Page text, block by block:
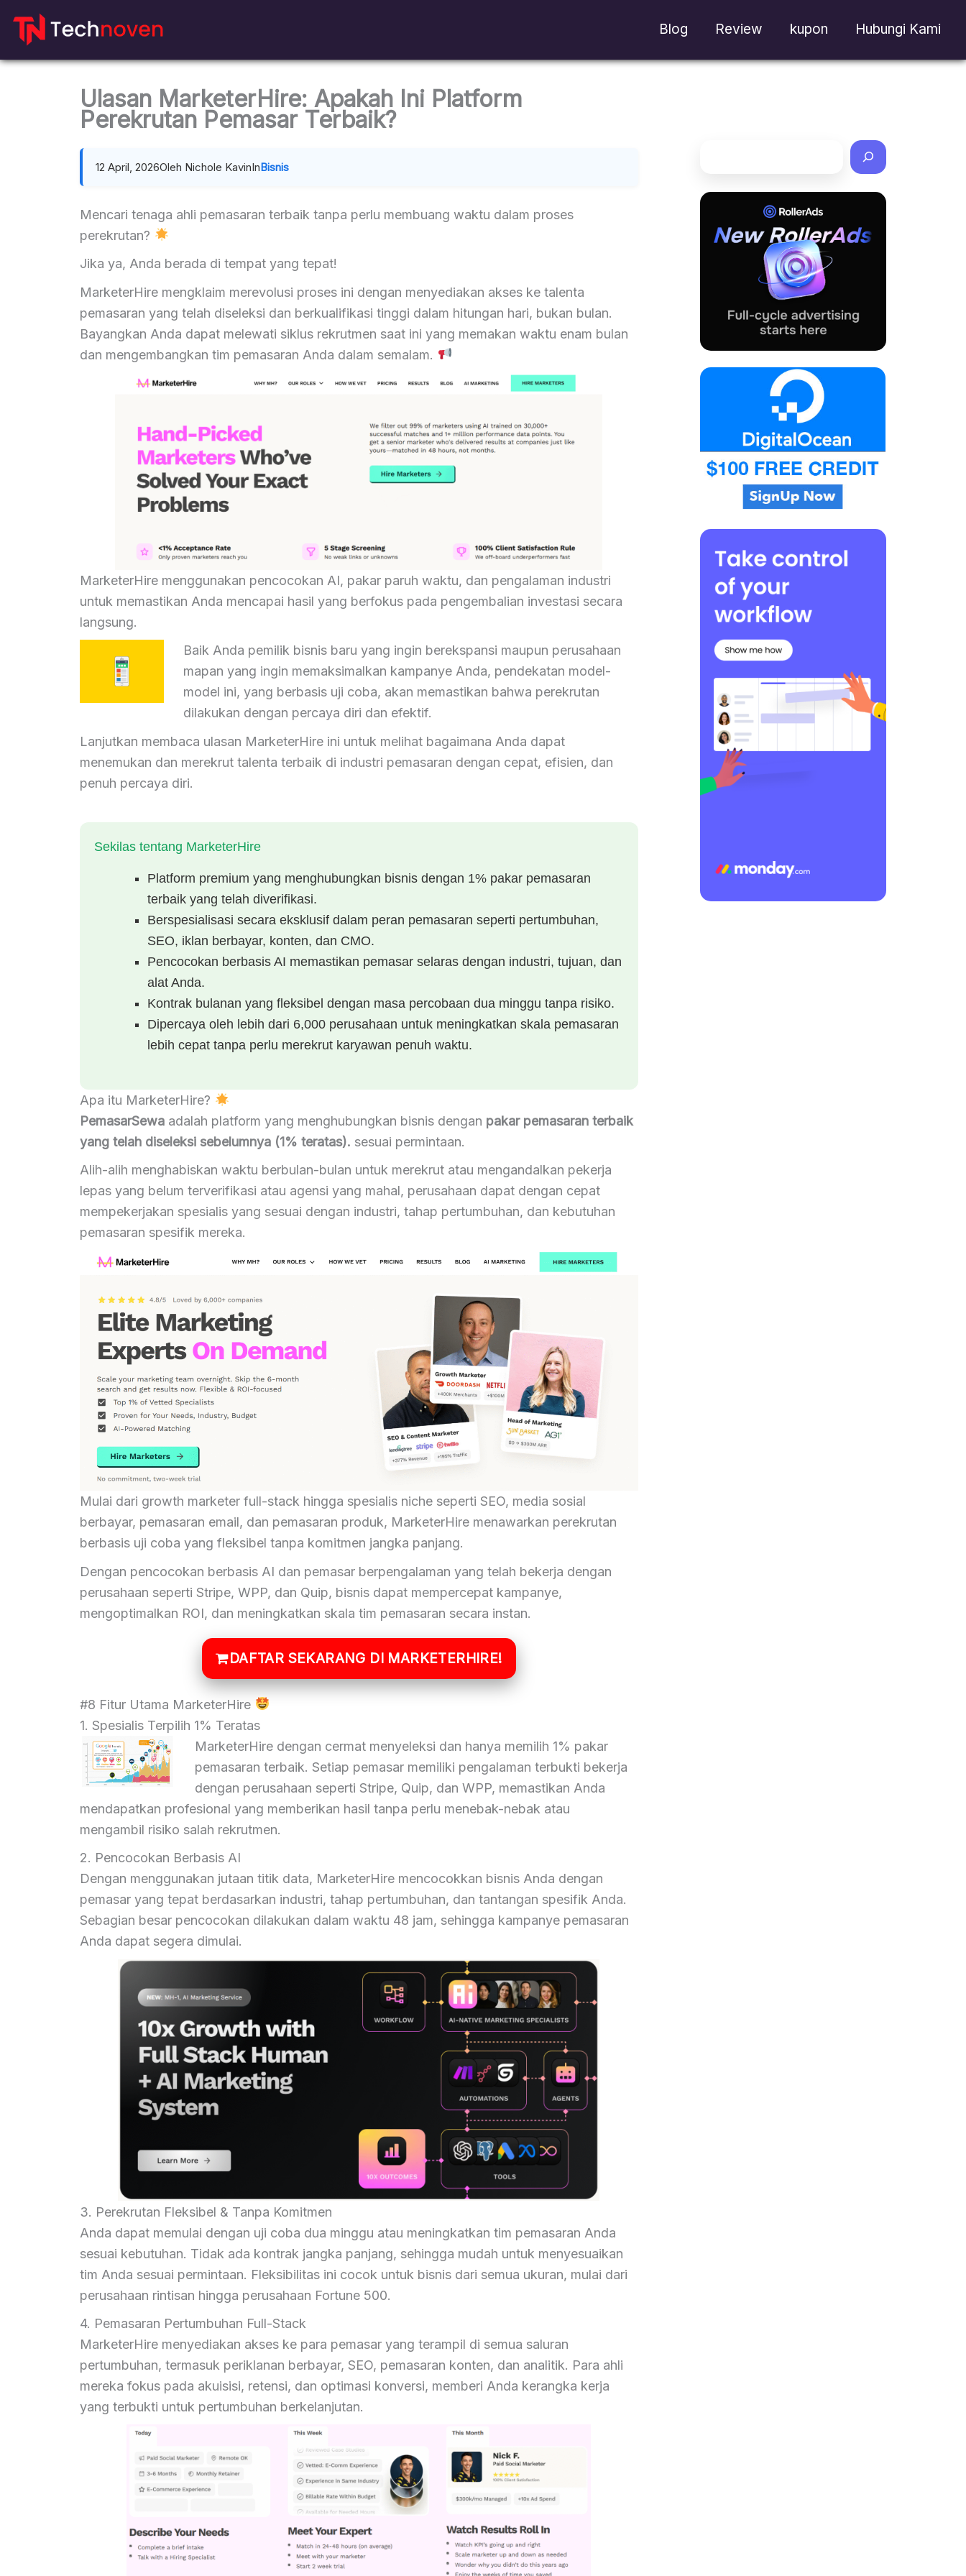
Blog Review kupon Hubungi Kami
Ulasan MarketerHire: Apakah Ini Platform
Perekrutan Pemasar Terbaik?
12 April, 2026Oleh Nichole KavinInBisnis
Mencari tenaga ahli pemasaran terbaik tanpa perlu membuang waktu dalam proses
perekrutan?
Jika ya, Anda berada di tempat yang tepat!
MarketerHire mengklaim merevolusi proses ini dengan menyediakan akses ke talenta
pemasaran yang telah diseleksi dan berkualifikasi tinggi dalam hitungan hari, bukan bulan.
Bayangkan Anda dapat melewati siklus rekrutmen saat ini yang memakan waktu enam bulan
dan mengembangkan tim pemasaran Anda dalam semalam.
MarketerHire menggunakan pencocokan AI, pakar paruh waktu, dan pengalaman industri
untuk memastikan Anda mencapai hasil yang berfokus pada pengembalian investasi secara
langsung.
Baik Anda pemilik bisnis baru yang ingin berekspansi maupun perusahaan
mapan yang ingin memaksimalkan kampanye Anda, pendekatan model-
model ini, yang berbasis uji coba, akan memastikan bahwa perekrutan
dilakukan dengan percaya diri dan efektif.
Lanjutkan membaca ulasan MarketerHire ini untuk melihat bagaimana Anda dapat
menemukan dan merekrut talenta terbaik di industri pemasaran dengan cepat, efisien, dan
penuh percaya diri.
Sekilas tentang MarketerHire
Platform premium yang menghubungkan bisnis dengan 1% pakar pemasaran
terbaik yang telah diverifikasi.
Berspesialisasi secara eksklusif dalam peran pemasaran seperti pertumbuhan,
SEO, iklan berbayar, konten, dan CMO.
Pencocokan berbasis AI memastikan pemasar selaras dengan industri, tujuan, dan
alat Anda.
Kontrak bulanan yang fleksibel dengan masa percobaan dua minggu tanpa risiko.
Dipercaya oleh lebih dari 6,000 perusahaan untuk meningkatkan skala pemasaran
lebih cepat tanpa perlu merekrut karyawan penuh waktu.
Apa itu MarketerHire?
PemasarSewa adalah platform yang menghubungkan bisnis dengan pakar pemasaran terbaik
yang telah diseleksi sebelumnya (1% teratas). sesuai permintaan.
Alih-alih menghabiskan waktu berbulan-bulan untuk merekrut atau mengandalkan pekerja
lepas yang belum terverifikasi atau agensi yang mahal, perusahaan dapat dengan cepat
mempekerjakan spesialis yang sesuai dengan industri, tahap pertumbuhan, dan kebutuhan
pemasaran spesifik mereka.
Mulai dari growth marketer full-stack hingga spesialis niche seperti SEO, media sosial
berbayar, pemasaran email, dan pemasaran produk, MarketerHire menawarkan perekrutan
berbasis uji coba yang fleksibel tanpa komitmen jangka panjang.
Dengan pencocokan berbasis AI dan pemasar berpengalaman yang telah bekerja dengan
perusahaan seperti Stripe, WPP, dan Quip, bisnis dapat mempercepat kampanye,
mengoptimalkan ROI, dan meningkatkan skala tim pemasaran secara instan.
DAFTAR SEKARANG DI MARKETERHIRE!
#8 Fitur Utama MarketerHire
1. Spesialis Terpilih 1% Teratas
MarketerHire dengan cermat menyeleksi dan hanya memilih 1% pakar
pemasaran terbaik. Setiap pemasar memiliki pengalaman terbukti bekerja
dengan perusahaan seperti Stripe, Quip, dan WPP, memastikan Anda
mendapatkan profesional yang memberikan hasil tanpa perlu menebak-nebak atau
mengambil risiko salah rekrutmen.
2. Pencocokan Berbasis AI
Dengan menggunakan jutaan titik data, MarketerHire mencocokkan bisnis Anda dengan
pemasar yang tepat berdasarkan industri, tahap pertumbuhan, dan tantangan spesifik Anda.
Sebagian besar pencocokan dilakukan dalam waktu 48 jam, sehingga kampanye pemasaran
Anda dapat segera dimulai.
3. Perekrutan Fleksibel & Tanpa Komitmen
Anda dapat memulai dengan uji coba dua minggu atau meningkatkan tim pemasaran Anda
sesuai kebutuhan. Tidak ada kontrak jangka panjang, sehingga mudah untuk menyesuaikan
tim Anda sesuai permintaan. Fleksibilitas ini cocok untuk bisnis dari semua ukuran, mulai dari
perusahaan rintisan hingga perusahaan Fortune 500.
4. Pemasaran Pertumbuhan Full-Stack
MarketerHire menyediakan akses ke para pemasar yang terampil di semua saluran
pertumbuhan, termasuk periklanan berbayar, SEO, pemasaran konten, dan analitik. Para ahli
mereka fokus pada akuisisi, retensi, dan optimasi konversi, memberi Anda kerangka kerja
yang terbukti untuk pertumbuhan berkelanjutan.